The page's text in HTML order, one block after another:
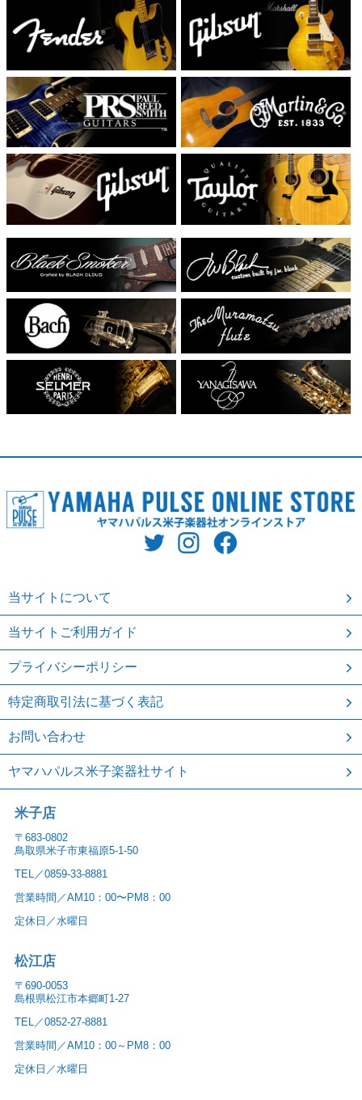
当サイトについて
当サイトご利用ガイド
プライバシーポリシー
特定商取引法に基づく表記
お問い合わせ
ヤマハパルス米子楽器社サイト
米子店
〒683-0802
鳥取県米子市東福原5-1-50
TEL／0859-33-8881
営業時間／AM10：00〜PM8：00
定休日／水曜日
松江店
〒690-0053
島根県松江市本郷町1-27
TEL／0852-27-8881
営業時間／AM10：00～PM8：00
定休日／水曜日